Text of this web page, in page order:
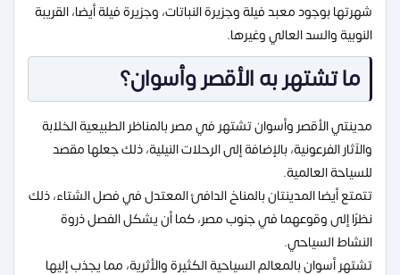
شهرتها بوجود معبد فيلة وجزيرة النباتات، وجزيرة فيلة أيضا، القريبة
النوبية والسد العالي وغيرها.
ما تشتهر به الأقصر وأسوان؟
مدينتي الأقصر وأسوان تشتهر في مصر بالمناظر الطبيعية الخلابة
والآثار الفرعونية، بالإضافة إلى الرحلات النيلية، ذلك جعلها مقصد
للسياحة العالمية.
تتمتع أيضا المدينتان بالمناخ الدافئ المعتدل في فصل الشتاء، ذلك
نظرًا إلى وقوعهما في جنوب مصر، كما أن يشكل الفصل ذروة
النشاط السياحي.
تشتهر أسوان بالمعالم السياحية الكثيرة والأثرية، مما يجذب إليها